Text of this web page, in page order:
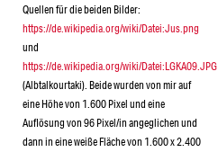
Quellen für die beiden Bilder:
https://de.wikipedia.org/wiki/Datei:Jus.png
und
https://de.wikipedia.org/wiki/Datei:LGKA09.JPG
(Albtalkourtaki). Beide wurden von mir auf
eine Höhe von 1.600 Pixel und eine
Auflösung von 96 Pixel/in angeglichen und
dann in eine weiße Fläche von 1.600 x 2.400